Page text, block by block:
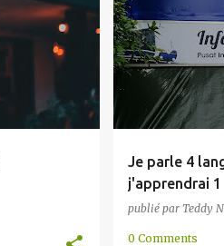
Je parle 4
j'apprendrai
publié par Teddy
0 Comments